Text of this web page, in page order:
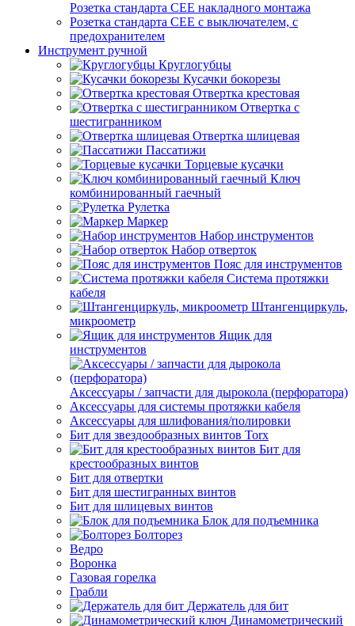
Розетка стандарта СЕЕ накладного монтажа
Розетка стандарта СЕЕ с выключателем, с
предохранителем
Инструмент ручной
Круглогубцы
Кусачки бокорезы
Отвертка крестовая
Отвертка с
шестигранником
Отвертка шлицевая
Пассатижи
Торцевые кусачки
Ключ
комбинированный гаечный
Рулетка
Маркер
Набор инструментов
Набор отверток
Пояс для инструментов
Система протяжки
кабеля
Штангенциркуль,
микроометр
Ящик для
инструментов
Аксессуары / запчасти для дырокола (перфоратора)
Аксессуары для системы протяжки кабеля
Аксессуары для шлифования/полировки
Бит для звездообразных винтов Torx
Бит для
крестообразных винтов
Бит для отвертки
Бит для шестигранных винтов
Бит для шлицевых винтов
Блок для подъемника
Болторез
Ведро
Воронка
Газовая горелка
Грабли
Держатель для бит
Динамометрический